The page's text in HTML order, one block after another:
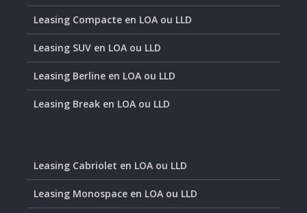
Leasing Compacte en LOA ou LLD
Leasing SUV en LOA ou LLD
Leasing Berline en LOA ou LLD
Leasing Break en LOA ou LLD
Leasing Cabriolet en LOA ou LLD
Leasing Monospace en LOA ou LLD